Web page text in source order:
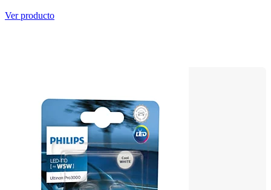
Ver producto